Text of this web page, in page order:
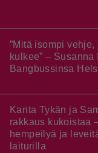
”Mitä isompi vehje,
kulkee” –
Bangbussinsa
Karita Tykän ja
rakkaus kukoistaa
hempeilyä ja
laiturilla